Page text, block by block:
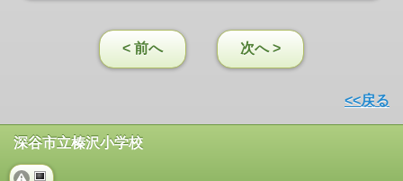
< 前へ 次へ >
<<戻る
深谷市立榛沢小学校